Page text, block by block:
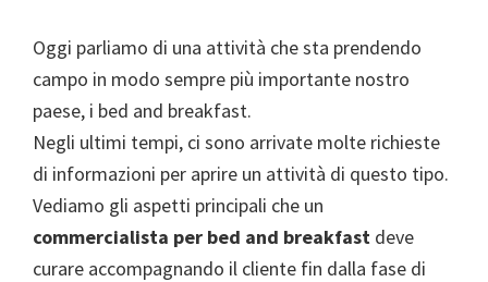
Oggi parliamo di una attività che sta prendendo
campo in modo sempre più importante nostro
paese, i bed and breakfast.
Negli ultimi tempi, ci sono arrivate molte richieste
di informazioni per aprire un attività di questo tipo.
Vediamo gli aspetti principali che un
commercialista per bed and breakfast deve
curare accompagnando il cliente fin dalla fase di